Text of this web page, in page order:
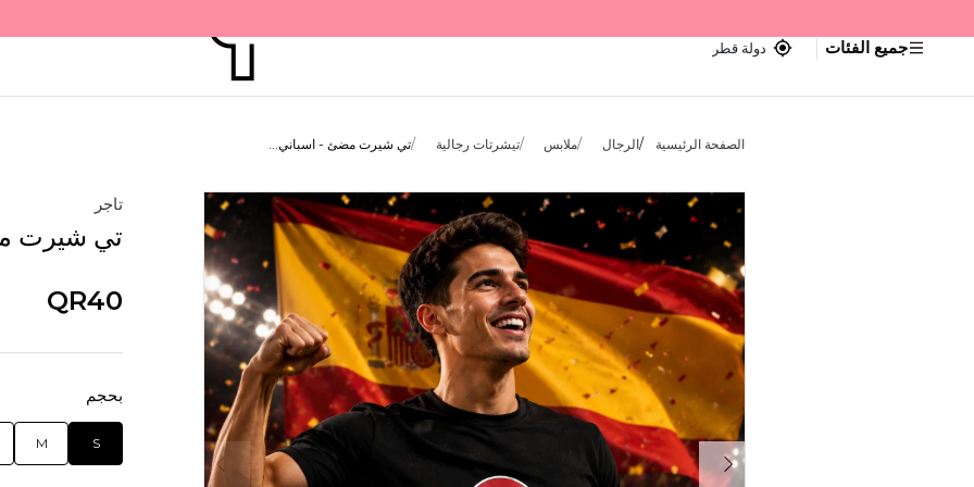
جميع الفئات دولة قطر
الصفحة الرئيسية الرجال ملابس تيشرتات رجالية تي شيرت مضئ - اسباني...
تاجر
تي شيرت
QR40
بحجم
S
M